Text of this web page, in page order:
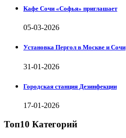
Кафе Сочи «Софья» приглашает
05-03-2026
Установка Пергол в Москве и Сочи
31-01-2026
Городская станция Дезинфекции
17-01-2026
Топ10 Категорий